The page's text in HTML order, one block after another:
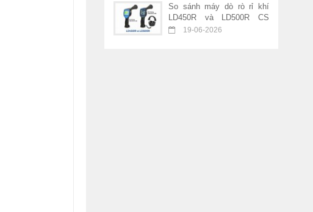
So sánh máy dò rò rỉ khí
LD450R và LD500R CS
Instruments – Nên chọn
19-06-2026